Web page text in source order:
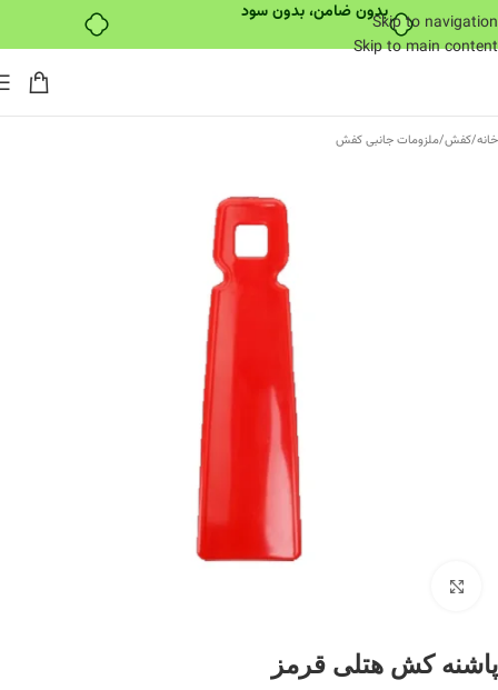
بدون ضامن، بدون سودSkip to navigation
Skip to main content
خانه/کفش/ملزومات جانبی کفش
پاشنه کش هتلی قرمز